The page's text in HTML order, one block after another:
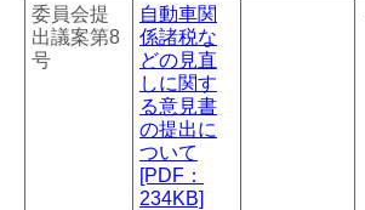
委員会提
出議案第8
号
自動車関
係諸税な
どの見直
しに関す
る意見書
の提出に
ついて
[PDF：
234KB]